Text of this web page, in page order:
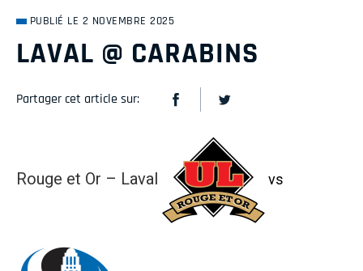
Volleyball
PUBLIÉ LE 2 NOVEMBRE 2025
LAVAL @ CARABINS
Partager cet article sur:
Rouge et Or – Laval vs